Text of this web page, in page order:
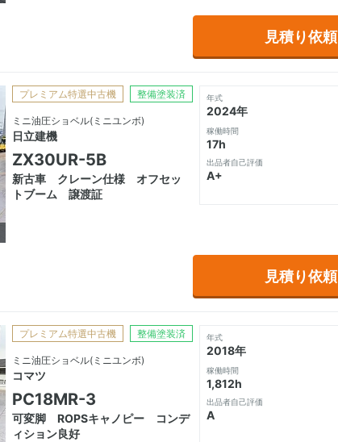
見積り依頼
プレミアム特選中古機 整備塗装済
ミニ油圧ショベル(ミニユンボ)
日立建機
ZX30UR-5B
新古車 クレーン仕様 オフセッ
トブーム 譲渡証
年式
2024年
稼働時間
17h
出品者自己評価
A+
見積り依頼
プレミアム特選中古機 整備塗装済
ミニ油圧ショベル(ミニユンボ)
コマツ
PC18MR-3
可変脚 ROPSキャノピー コンデ
ィション良好
年式
2018年
稼働時間
1,812h
出品者自己評価
A